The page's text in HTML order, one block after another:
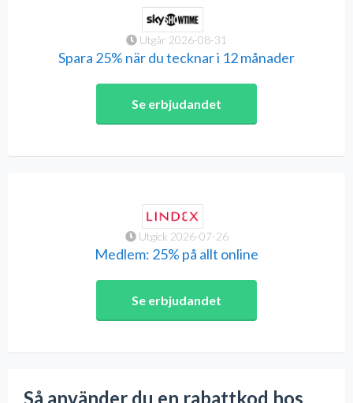
Utgår 2026-08-31
Spara 25% när du tecknar i 12 månader
Se erbjudandet
Utgick 2026-07-26
Medlem: 25% på allt online
Se erbjudandet
Så använder du en rabattkod hos